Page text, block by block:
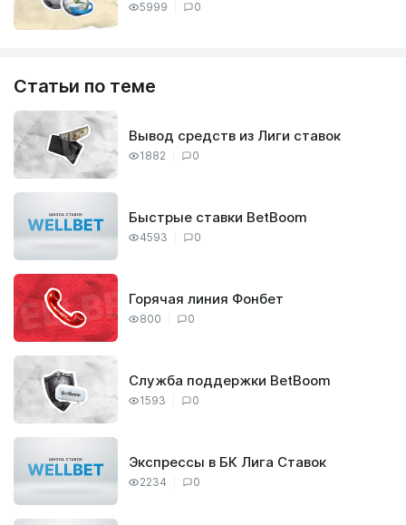
5999 0
Статьи по теме
1882 0
Вывод средств из Лиги ставок
4593 0
Быстрые ставки BetBoom
800 0
Горячая линия Фонбет
1593 0
Служба поддержки BetBoom
2234 0
Экспрессы в БК Лига Ставок